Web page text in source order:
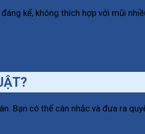
kể, không thích hợp với mũi
Bạn có thể cân nhắc và đưa ra